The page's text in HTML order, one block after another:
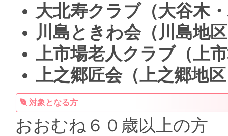
大北寿クラブ（大谷木
川島ときわ会（川島地
上市場老人クラブ（上
上之郷匠会（上之郷地
対象となる方
おおむね６０歳以上の方